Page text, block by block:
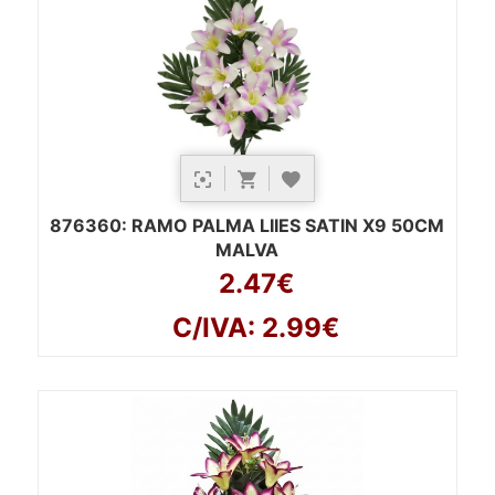
876360: RAMO PALMA LIIES SATIN X9 50CM
MALVA
2.47€
C/IVA: 2.99€